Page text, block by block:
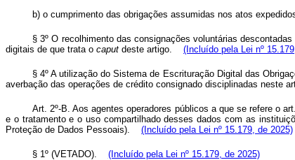
b) o cumprimento das obrigações assumidas nos atos
§ 3º O recolhimento das consignações voluntárias
digitais de que trata o caput deste artigo. (Incluído pela Lei nº
§ 4º A utilização do Sistema de Escrituração Digital das
averbação das operações de crédito consignado disciplinadas neste
Art. 2º-B. Aos agentes operadores públicos a que se refere o
e o tratamento e o uso compartilhado desses dados com as
Proteção de Dados Pessoais). (Incluído pela Lei nº 15.179, de 2025)
§ 1º (VETADO). (Incluído pela Lei nº 15.179, de 2025)